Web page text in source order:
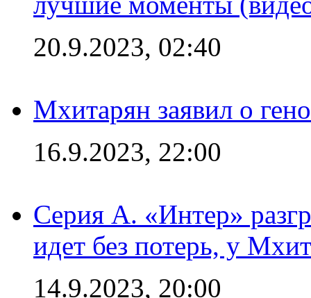
20.9.2023, 02:40
Мхитарян заявил о
16.9.2023, 22:00
Серия А. «Интер»
идет без потерь, у
14.9.2023, 20:00